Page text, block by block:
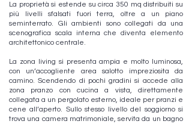
La proprietà si estende su circa 350 mq distribuiti su
più livelli sfalsati fuori terra, oltre a un piano
seminterrato. Gli ambienti sono collegati da una
scenografica scala interna che diventa elemento
architettonico centrale.
La zona living si presenta ampia e molto luminosa,
con un’accogliente area salotto impreziosita da
camino. Scendendo di pochi gradini si accede alla
zona pranzo con cucina a vista, direttamente
collegata a un pergolato esterno, ideale per pranzi e
cene all’aperto. Sullo stesso livello del soggiorno si
trova una camera matrimoniale, servita da un bagno